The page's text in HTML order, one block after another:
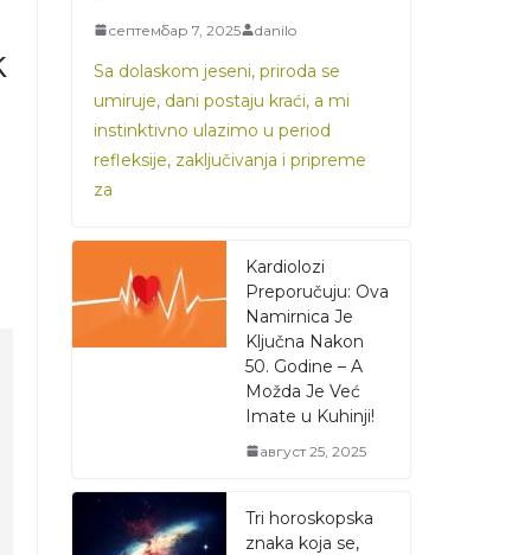
септембар 7, 2025 danilo
Sa dolaskom jeseni, priroda se
umiruje, dani postaju kraći, a mi
instinktivno ulazimo u period
refleksije, zaključivanja i pripreme
za
Kardiolozi
Preporučuju: Ova
Namirnica Je
Ključna Nakon
50. Godine – A
Možda Je Već
Imate u Kuhinji!
август 25, 2025
Tri horoskopska
znaka koja se,